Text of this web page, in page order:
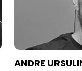
ANDRE